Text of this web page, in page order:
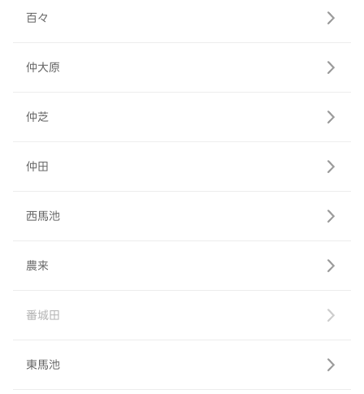
百々
仲大原
仲芝
仲田
西馬池
農来
番城田
東馬池